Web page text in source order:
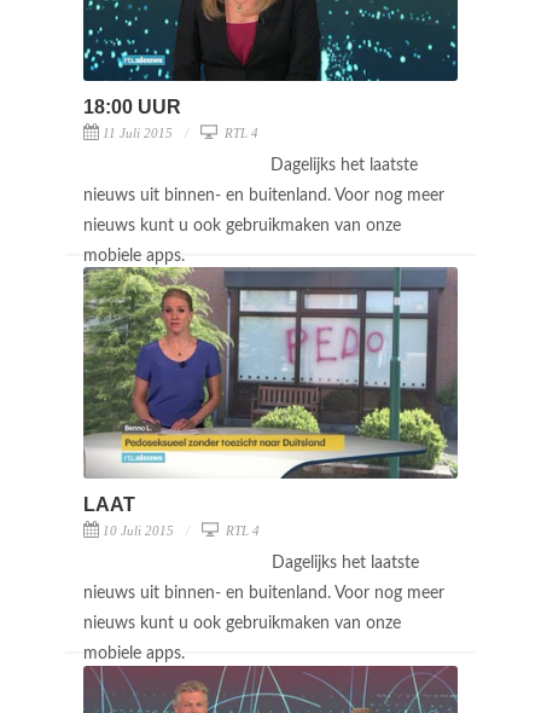
18:00 UUR
11 Juli 2015 RTL 4
Dagelijks het laatste
nieuws uit binnen- en buitenland. Voor nog meer
nieuws kunt u ook gebruikmaken van onze
mobiele apps.
LAAT
10 Juli 2015 RTL 4
Dagelijks het laatste
nieuws uit binnen- en buitenland. Voor nog meer
nieuws kunt u ook gebruikmaken van onze
mobiele apps.